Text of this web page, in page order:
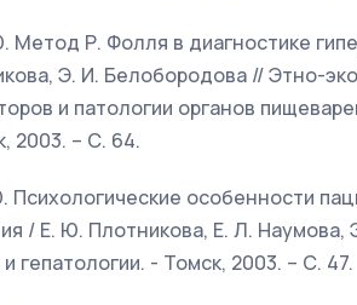
Метод Р. Фолля в диагностике
Э. И. Белобородова // Этно-
и патологии органов
2003. – С. 64.
Психологические особенности
/ Е. Ю. Плотникова, Е. Л.
гепатологии. - Томск, 2003. – С. 47.